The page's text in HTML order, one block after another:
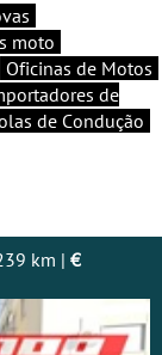
moto
Oficinas de Motos
de
de Condução
km | €